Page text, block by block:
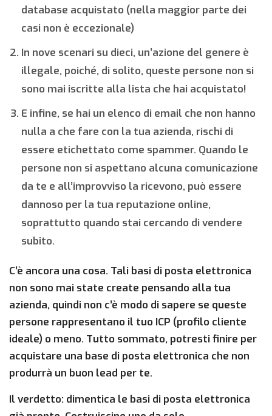
database acquistato (nella maggior parte dei
casi non è eccezionale)
In nove scenari su dieci, un’azione del genere è
illegale, poiché, di solito, queste persone non si
sono mai iscritte alla lista che hai acquistato!
E infine, se hai un elenco di email che non hanno
nulla a che fare con la tua azienda, rischi di
essere etichettato come spammer. Quando le
persone non si aspettano alcuna comunicazione
da te e all’improvviso la ricevono, può essere
dannoso per la tua reputazione online,
soprattutto quando stai cercando di vendere
subito.
C’è ancora una cosa. Tali basi di posta elettronica
non sono mai state create pensando alla tua
azienda, quindi non c’è modo di sapere se queste
persone rappresentano il tuo ICP (profilo cliente
ideale) o meno. Tutto sommato, potresti finire per
acquistare una base di posta elettronica che non
produrrà un buon lead per te.
Il verdetto: dimentica le basi di posta elettronica